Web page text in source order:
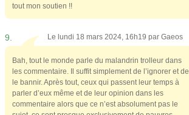
tout mon soutien !!
9. Le lundi 18 mars 2024, 16h19 par Gaeos
Bah, tout le monde parle du malandrin trolleur dans
les commentaire. Il suffit simplement de l’ignorer et de
le bannir. Après tout, ceux qui passent leur temps à
parler d’eux même et de leur opinion dans les
commentaire alors que ce n’est absolument pas le